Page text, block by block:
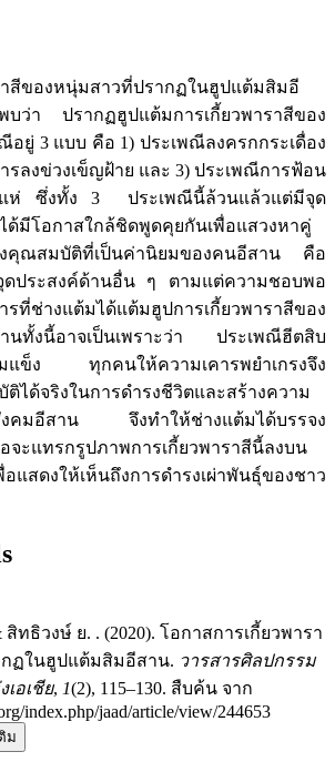
าสีของหนุ่มสาวที่ปรากฏในฮูปแต้มสิมอี
ว่า ปรากฏฮูปแต้มการเกี้ยวพาราสีของ
ยู่ 3 แบบ คือ 1) ประเพณีลงครกกระเดื่อง
รลงข่วงเข็ญฝ้าย และ 3) ประเพณีการฟ้อน
แห่ ซึ่งทั้ง 3 ประเพณีนี้ล้วนแล้วแต่มีจุด
ด้มีโอกาสใกล้ชิดพูดคุยกันเพื่อแสวงหาคู่
งคุณสมบัติที่เป็นค่านิยมของคนอีสาน คือ
ดประสงค์ด้านอื่น ๆ ตามแต่ความชอบพอ
ที่ช่างแต้มได้แต้มฮูปการเกี้ยวพาราสีของ
นทั้งนี้อาจเป็นเพราะว่า ประเพณีฮีตสิบ
มแข็ง ทุกคนให้ความเคารพยำเกรงจึง
ได้จริงในการดำรงชีวิตและสร้างความ
งคมอีสาน จึงทำให้ช่างแต้มได้บรรจง
จะแทรกรูปภาพการเกี้ยวพาราสีนี้ลงบน
สดงให้เห็นถึงการดำรงเผ่าพันธุ์ของชาว
สิทธิวงษ์ ย. . (2020). โอกาสการเกี้ยวพารา
ฏในฮูปแต้มสิมอีสาน. วารสารศิลปกรรม
อเชีย, 1(2), 115–130. สืบค้น จาก
index.php/jaad/article/view/244653
ม